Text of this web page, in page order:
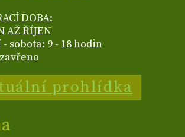
DOBA:
AŽ ŘÍJEN
sobota: 9 - 18 hodin
prohlídka